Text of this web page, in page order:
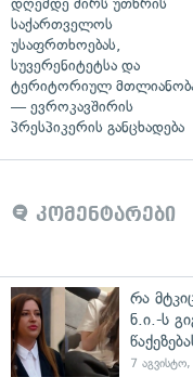
საქართველოს
უსაფრთხოებას,
სუვერენიტეტსა და
ტერიტორიულ
— ევროკავშირის
პრესპიკერის განცხადება
კომენტარები
რა
ნ.ი.-ს
7